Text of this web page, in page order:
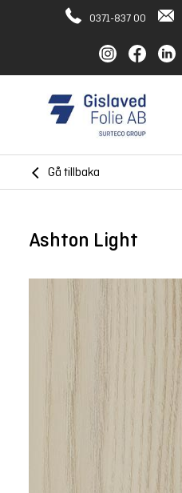
0371-837 00
Gå tillbaka
Ashton Light